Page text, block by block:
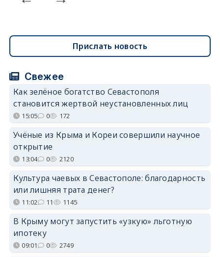
Прислать новость
Свежее
Как зелёное богатство Севастополя
становится жертвой неустановленных лиц
15:05 0 172
Учёные из Крыма и Кореи совершили научное
открытие
13:04 0 2120
Культура чаевых в Севастополе: благодарность
или лишняя трата денег?
11:02 11 1145
В Крыму могут запустить «узкую» льготную
ипотеку
09:01 0 2749